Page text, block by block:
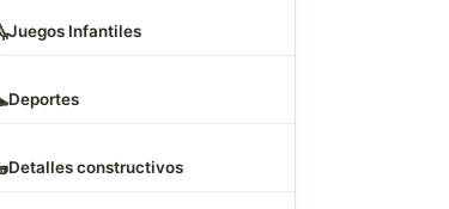
Juegos Infantiles
Deportes
Detalles constructivos